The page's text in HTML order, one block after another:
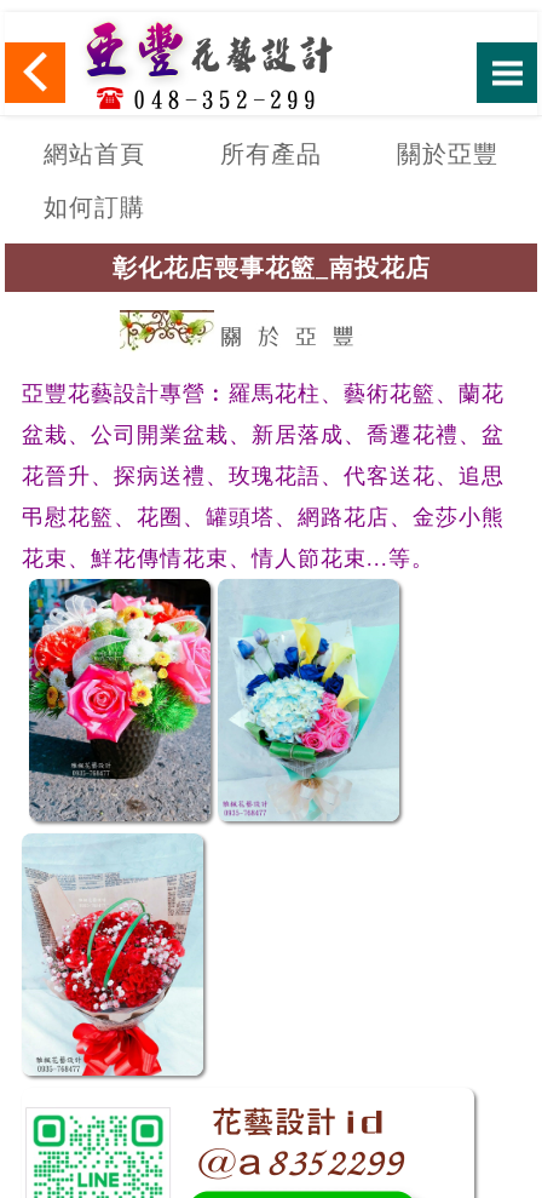
網站首頁 所有產品
關於亞豐
如何訂購
彰化花店喪事花籃_南投花店
亞豐花藝設計專營︰羅馬花柱、藝術花籃、蘭花
盆栽、公司開業盆栽、新居落成、喬遷花禮、盆
花晉升、探病送禮、玫瑰花語、代客送花、追思
弔慰花籃、花圈、罐頭塔、網路花店、 金莎小熊
花束、鮮花傳情花束、情人節花束...等。